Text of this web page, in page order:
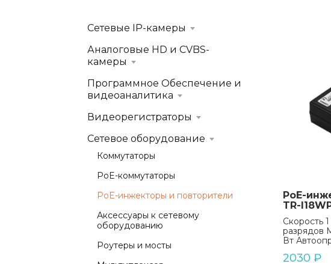
PoE-
TR-
Скорость
разрядов
Вт
2030 ₽
Сетевые IP-камеры
Аналоговые HD и CVBS-
камеры
Программное Обеспечение и
видеоаналитика
Видеорегистраторы
Сетевое оборудование
Коммутаторы
PoE-коммутаторы
PoE-инжекторы и повторители
Аксессуары к сетевому
оборудованию
Роутеры и мосты